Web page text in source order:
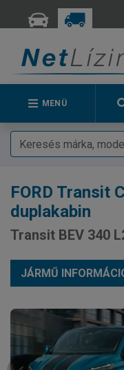
MENÜ
FORD Transit
duplakabin
Transit BEV 340
JÁRMŰ